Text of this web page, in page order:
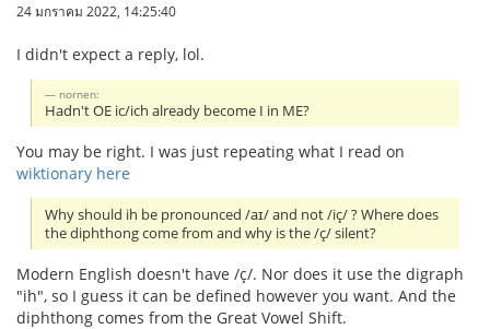
24 มกราคม 2022, 14:25:40
I didn't expect a reply, lol.
nornen:
Hadn't OE ic/ich already become I in ME?
You may be right. I was just repeating what I read on
wiktionary here
Why should ih be pronounced /aɪ/ and not /iç/ ? Where does
the diphthong come from and why is the /ç/ silent?
Modern English doesn't have /ç/. Nor does it use the digraph
"ih", so I guess it can be defined however you want. And the
diphthong comes from the Great Vowel Shift.